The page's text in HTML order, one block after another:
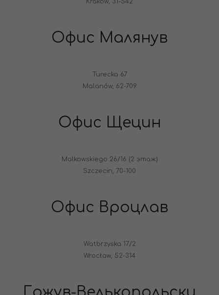
Kraków, 31-542
Офис Малянув
Turecka 67
Malanów, 62-709
Офис Щецин
Malkowskiego 26/16 (2 этаж)
Szczecin, 70-100
Офис Вроцлав
Watbrzyska 17/2
Wrocław, 52-314